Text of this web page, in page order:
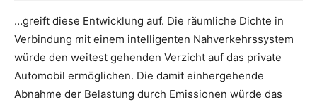
…greift diese Entwicklung auf. Die räumliche Dichte in
Verbindung mit einem intelligenten Nahverkehrssystem
würde den weitest gehenden Verzicht auf das private
Automobil ermöglichen. Die damit einhergehende
Abnahme der Belastung durch Emissionen würde das